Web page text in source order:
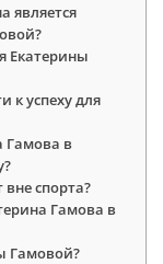
является
Екатерины
к успеху для
Гамова в
спорта?
Гамова в
Гамовой?